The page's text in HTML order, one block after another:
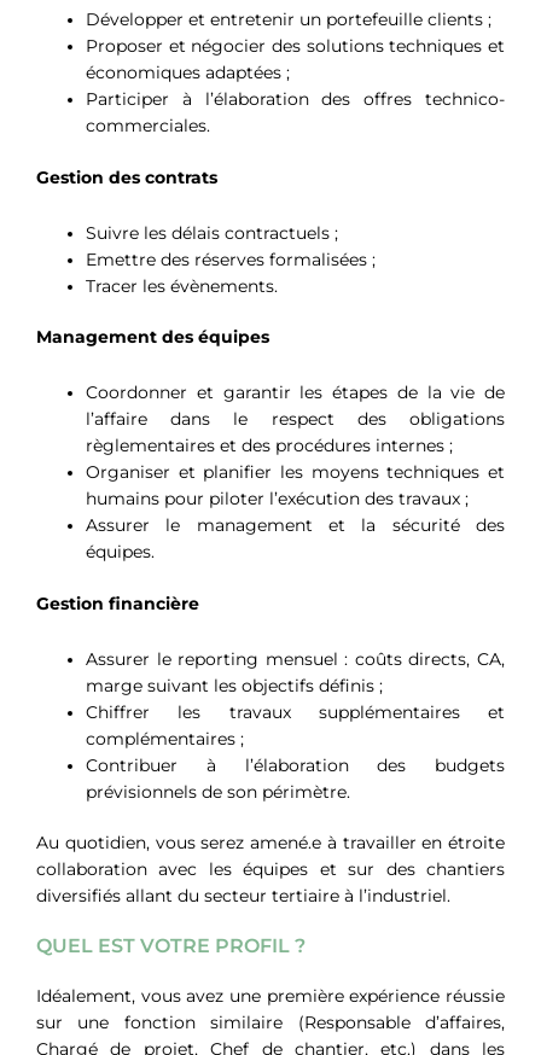
Développer et entretenir un portefeuille clients ;
Proposer et négocier des solutions techniques et
économiques adaptées ;
Participer à l’élaboration des offres technico-
commerciales.
Gestion des contrats
Suivre les délais contractuels ;
Emettre des réserves formalisées ;
Tracer les évènements.
Management des équipes
Coordonner et garantir les étapes de la vie de
l’affaire dans le respect des obligations
règlementaires et des procédures internes ;
Organiser et planifier les moyens techniques et
humains pour piloter l’exécution des travaux ;
Assurer le management et la sécurité des
équipes.
Gestion financière
Assurer le reporting mensuel : coûts directs, CA,
marge suivant les objectifs définis ;
Chiffrer les travaux supplémentaires et
complémentaires ;
Contribuer à l’élaboration des budgets
prévisionnels de son périmètre.
Au quotidien, vous serez amené.e à travailler en étroite
collaboration avec les équipes et sur des chantiers
diversifiés allant du secteur tertiaire à l’industriel.
QUEL EST VOTRE PROFIL ?
Idéalement, vous avez une première expérience réussie
sur une fonction similaire (Responsable d’affaires,
Chargé de projet, Chef de chantier, etc.) dans les